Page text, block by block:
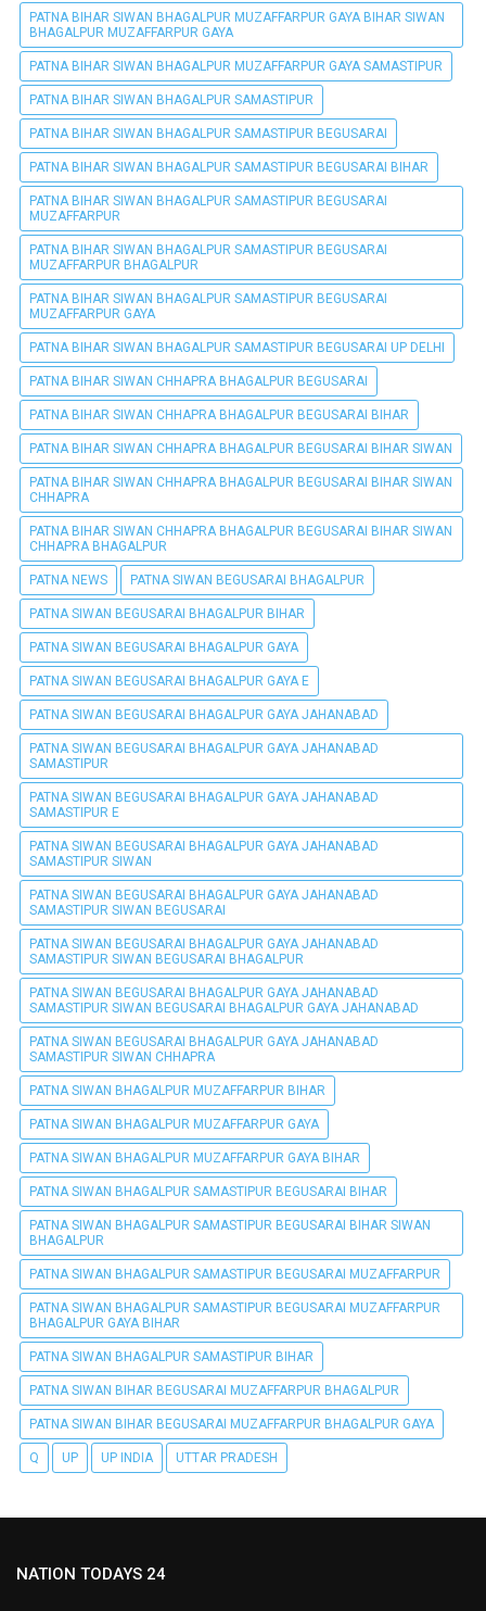
PATNA BIHAR SIWAN BHAGALPUR MUZAFFARPUR GAYA BIHAR SIWAN
BHAGALPUR MUZAFFARPUR GAYA
PATNA BIHAR SIWAN BHAGALPUR MUZAFFARPUR GAYA SAMASTIPUR
PATNA BIHAR SIWAN BHAGALPUR SAMASTIPUR
PATNA BIHAR SIWAN BHAGALPUR SAMASTIPUR BEGUSARAI
PATNA BIHAR SIWAN BHAGALPUR SAMASTIPUR BEGUSARAI BIHAR
PATNA BIHAR SIWAN BHAGALPUR SAMASTIPUR BEGUSARAI
MUZAFFARPUR
PATNA BIHAR SIWAN BHAGALPUR SAMASTIPUR BEGUSARAI
MUZAFFARPUR BHAGALPUR
PATNA BIHAR SIWAN BHAGALPUR SAMASTIPUR BEGUSARAI
MUZAFFARPUR GAYA
PATNA BIHAR SIWAN BHAGALPUR SAMASTIPUR BEGUSARAI UP DELHI
PATNA BIHAR SIWAN CHHAPRA BHAGALPUR BEGUSARAI
PATNA BIHAR SIWAN CHHAPRA BHAGALPUR BEGUSARAI BIHAR
PATNA BIHAR SIWAN CHHAPRA BHAGALPUR BEGUSARAI BIHAR SIWAN
PATNA BIHAR SIWAN CHHAPRA BHAGALPUR BEGUSARAI BIHAR SIWAN
CHHAPRA
PATNA BIHAR SIWAN CHHAPRA BHAGALPUR BEGUSARAI BIHAR SIWAN
CHHAPRA BHAGALPUR
PATNA NEWS PATNA SIWAN BEGUSARAI BHAGALPUR
PATNA SIWAN BEGUSARAI BHAGALPUR BIHAR
PATNA SIWAN BEGUSARAI BHAGALPUR GAYA
PATNA SIWAN BEGUSARAI BHAGALPUR GAYA E
PATNA SIWAN BEGUSARAI BHAGALPUR GAYA JAHANABAD
PATNA SIWAN BEGUSARAI BHAGALPUR GAYA JAHANABAD
SAMASTIPUR
PATNA SIWAN BEGUSARAI BHAGALPUR GAYA JAHANABAD
SAMASTIPUR E
PATNA SIWAN BEGUSARAI BHAGALPUR GAYA JAHANABAD
SAMASTIPUR SIWAN
PATNA SIWAN BEGUSARAI BHAGALPUR GAYA JAHANABAD
SAMASTIPUR SIWAN BEGUSARAI
PATNA SIWAN BEGUSARAI BHAGALPUR GAYA JAHANABAD
SAMASTIPUR SIWAN BEGUSARAI BHAGALPUR
PATNA SIWAN BEGUSARAI BHAGALPUR GAYA JAHANABAD
SAMASTIPUR SIWAN BEGUSARAI BHAGALPUR GAYA JAHANABAD
PATNA SIWAN BEGUSARAI BHAGALPUR GAYA JAHANABAD
SAMASTIPUR SIWAN CHHAPRA
PATNA SIWAN BHAGALPUR MUZAFFARPUR BIHAR
PATNA SIWAN BHAGALPUR MUZAFFARPUR GAYA
PATNA SIWAN BHAGALPUR MUZAFFARPUR GAYA BIHAR
PATNA SIWAN BHAGALPUR SAMASTIPUR BEGUSARAI BIHAR
PATNA SIWAN BHAGALPUR SAMASTIPUR BEGUSARAI BIHAR SIWAN
BHAGALPUR
PATNA SIWAN BHAGALPUR SAMASTIPUR BEGUSARAI MUZAFFARPUR
PATNA SIWAN BHAGALPUR SAMASTIPUR BEGUSARAI MUZAFFARPUR
BHAGALPUR GAYA BIHAR
PATNA SIWAN BHAGALPUR SAMASTIPUR BIHAR
PATNA SIWAN BIHAR BEGUSARAI MUZAFFARPUR BHAGALPUR
PATNA SIWAN BIHAR BEGUSARAI MUZAFFARPUR BHAGALPUR GAYA
Q UP UP INDIA UTTAR PRADESH
NATION TODAYS 24